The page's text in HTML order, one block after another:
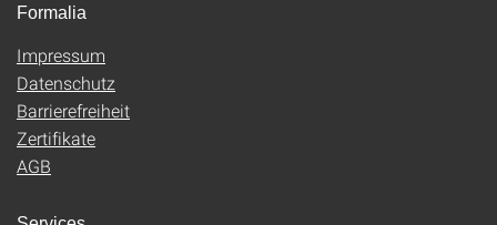
Formalia
Impressum
Datenschutz
Barrierefreiheit
Zertifikate
AGB